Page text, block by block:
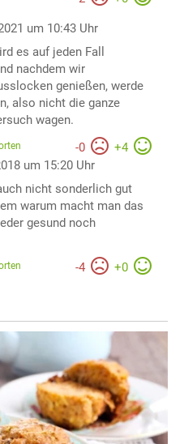
um 10:43 Uhr
es auf jeden Fall
nachdem wir
genießen, werde
also nicht die ganze
wagen.
-0 +4
um 15:20 Uhr
nicht sonderlich gut
warum macht man das
gesund noch
-4 +0